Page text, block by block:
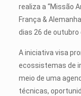
realiza a “Missão
França &
dias 26 de outubro
A iniciativa visa
ecossistemas de
meio de uma
técnicas,